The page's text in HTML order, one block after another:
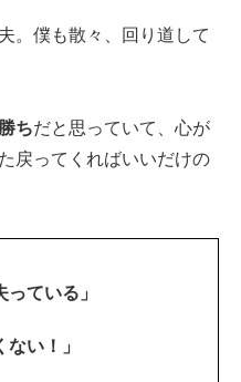
。僕も散々、回り道して
ちだと思っていて、心が
戻ってくればいいだけの
っている」
い！」